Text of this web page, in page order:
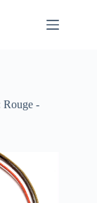
Rouge -